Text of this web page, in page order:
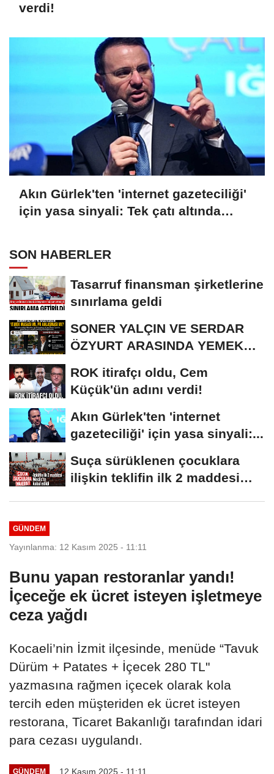
verdi!
Akın Gürlek'ten 'internet gazeteciliği'
için yasa sinyali: Tek çatı altında
SON HABERLER
Tasarruf finansman şirketlerine
sınırlama geldi
SONER YALÇIN VE SERDAR
ÖZYURT ARASINDA YEMEK
ROK itirafçı oldu, Cem
Küçük'ün adını verdi!
Akın Gürlek'ten 'internet
gazeteciliği' için yasa sinyali:...
Suça sürüklenen çocuklara
ilişkin teklifin ilk 2 maddesi
GÜNDEM
Yayınlanma: 12 Kasım 2025 - 11:11
Bunu yapan restoranlar yandı!
İçeceğe ek ücret isteyen işletmeye
ceza yağdı
Kocaeli’nin İzmit ilçesinde, menüde “Tavuk
Dürüm + Patates + İçecek 280 TL"
yazmasına rağmen içecek olarak kola
tercih eden müşteriden ek ücret isteyen
restorana, Ticaret Bakanlığı tarafından idari
para cezası uygulandı.
GÜNDEM 12 Kasım 2025 - 11:11